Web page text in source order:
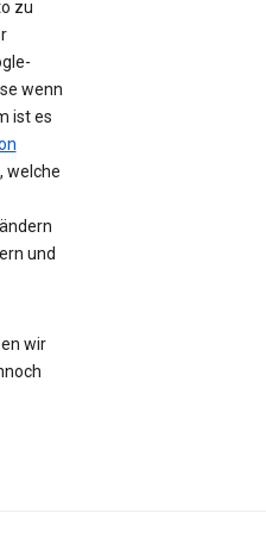
zu
wenn
ist es
welche
und
wir